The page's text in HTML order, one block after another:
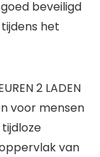
beveiligd
het
2 LADEN
voor mensen
van